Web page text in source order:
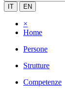
IT EN
×
Home
Persone
Strutture
Competenze